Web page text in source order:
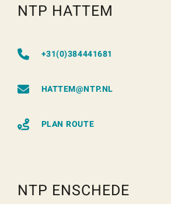
NTP HATTEM
+31(0)384441681
HATTEM@NTP.NL
PLAN ROUTE
NTP ENSCHEDE